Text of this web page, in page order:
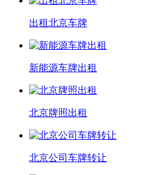
出租北京车牌
新能源车牌出租
北京牌照出租
北京公司车牌转让